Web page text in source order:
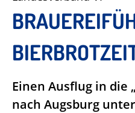
Einen Ausflug in die
nach Augsburg